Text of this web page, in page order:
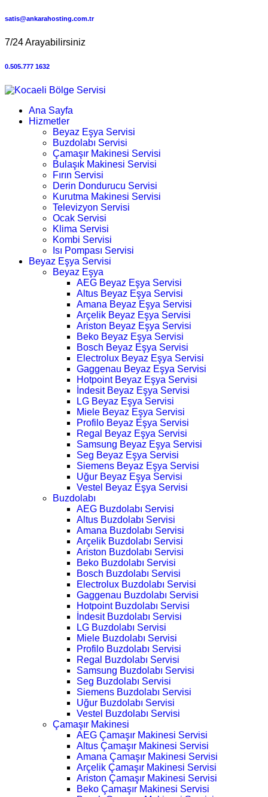
satis@ankarahosting.com.tr
7/24 Arayabilirsiniz
0.505.777 1632
Ana Sayfa
Hizmetler
Beyaz Eşya Servisi
Buzdolabı Servisi
Çamaşır Makinesi Servisi
Bulaşık Makinesi Servisi
Fırın Servisi
Derin Dondurucu Servisi
Kurutma Makinesi Servisi
Televizyon Servisi
Ocak Servisi
Klima Servisi
Kombi Servisi
Isı Pompası Servisi
Beyaz Eşya Servisi
Beyaz Eşya
AEG Beyaz Eşya Servisi
Altus Beyaz Eşya Servisi
Amana Beyaz Eşya Servisi
Arçelik Beyaz Eşya Servisi
Ariston Beyaz Eşya Servisi
Beko Beyaz Eşya Servisi
Bosch Beyaz Eşya Servisi
Electrolux Beyaz Eşya Servisi
Gaggenau Beyaz Eşya Servisi
Hotpoint Beyaz Eşya Servisi
İndesit Beyaz Eşya Servisi
LG Beyaz Eşya Servisi
Miele Beyaz Eşya Servisi
Profilo Beyaz Eşya Servisi
Regal Beyaz Eşya Servisi
Samsung Beyaz Eşya Servisi
Seg Beyaz Eşya Servisi
Siemens Beyaz Eşya Servisi
Uğur Beyaz Eşya Servisi
Vestel Beyaz Eşya Servisi
Buzdolabı
AEG Buzdolabı Servisi
Altus Buzdolabı Servisi
Amana Buzdolabı Servisi
Arçelik Buzdolabı Servisi
Ariston Buzdolabı Servisi
Beko Buzdolabı Servisi
Bosch Buzdolabı Servisi
Electrolux Buzdolabı Servisi
Gaggenau Buzdolabı Servisi
Hotpoint Buzdolabı Servisi
İndesit Buzdolabı Servisi
LG Buzdolabı Servisi
Miele Buzdolabı Servisi
Profilo Buzdolabı Servisi
Regal Buzdolabı Servisi
Samsung Buzdolabı Servisi
Seg Buzdolabı Servisi
Siemens Buzdolabı Servisi
Uğur Buzdolabı Servisi
Vestel Buzdolabı Servisi
Çamaşır Makinesi
AEG Çamaşır Makinesi Servisi
Altus Çamaşır Makinesi Servisi
Amana Çamaşır Makinesi Servisi
Arçelik Çamaşır Makinesi Servisi
Ariston Çamaşır Makinesi Servisi
Beko Çamaşır Makinesi Servisi